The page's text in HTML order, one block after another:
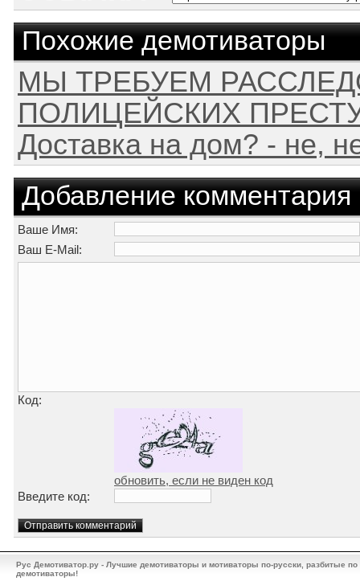
Похожие демотиваторы
МЫ ТРЕБУЕМ
ПОЛИЦЕЙСКИХ
Доставка на дом? - не,
Добавление комментария
Ваше Имя:
Ваш E-Mail:
Код:
обновить, если не виден код
Введите код:
Рус Демотиватор.ру - Лучшие демотиваторы и мотиваторы по-русски, разбитые
демотиваторы!